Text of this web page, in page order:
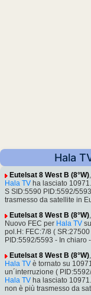
Hala
Eutelsat 8 West B (8°W)
Hala TV ha lasciato
S SID:5590 PID:5592/
trasmesso da satellite in
Eutelsat 8 West B (8°W)
Nuovo FEC per Hala TV
pol.H: FEC:7/8 (
PID:5592/5593 - In chiaro
Eutelsat 8 West B (8°W)
Hala TV è tornato su
un´interruzione (
Hala TV ha lasciato
non è più trasmesso da